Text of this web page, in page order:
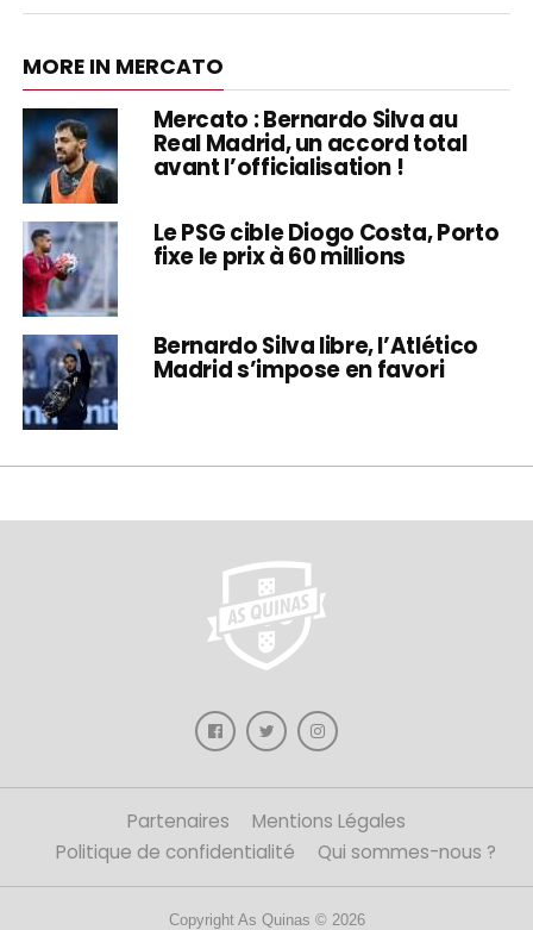
MORE IN MERCATO
Mercato : Bernardo Silva au
Real Madrid, un accord total
avant l’officialisation !
Le PSG cible Diogo Costa, Porto
fixe le prix à 60 millions
Bernardo Silva libre, l’Atlético
Madrid s’impose en favori
Partenaires
Mentions Légales
Politique de confidentialité
Qui sommes-nous ?
Copyright As Quinas © 2026